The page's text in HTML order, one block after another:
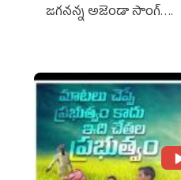
జగనన్న అజెండా సాంగ్….